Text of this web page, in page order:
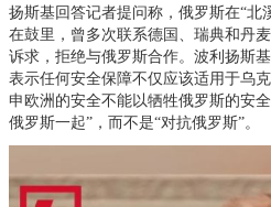
扬斯基回答记者提问称，俄罗斯在“北
在鼓里，曾多次联系德国、瑞典和丹
诉求，拒绝与俄罗斯合作。波利扬斯
表示任何安全保障不仅应该适用于乌
申欧洲的安全不能以牺牲俄罗斯的安
俄罗斯一起”，而不是“对抗俄罗斯”。